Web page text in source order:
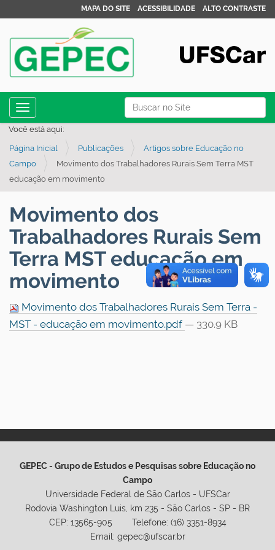
Busca
Busca Avançada…
MAPA DO SITE ACESSIBILIDADE ALTO CONTRASTE
Toggle navigation
Você está aqui:
Página Inicial Publicações
Artigos sobre Educação no
Campo
Movimento dos Trabalhadores Rurais Sem Terra MST
educação em movimento
Movimento dos
Trabalhadores Rurais Sem
Terra MST educação em
movimento
Movimento dos Trabalhadores Rurais Sem Terra -
MST - educação em movimento.pdf — 330.9 KB
GEPEC - Grupo de Estudos e Pesquisas sobre Educação no
Campo
Universidade Federal de São Carlos - UFSCar
Rodovia Washington Luis, km 235 - São Carlos - SP - BR
CEP: 13565-905 Telefone: (16) 3351-8934
Email: gepec@ufscar.br